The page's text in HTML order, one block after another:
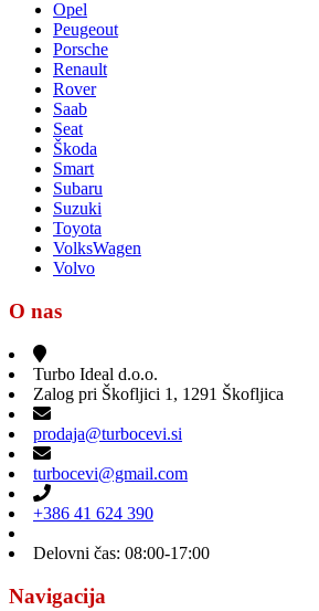
Opel
Peugeout
Porsche
Renault
Rover
Saab
Seat
Škoda
Smart
Subaru
Suzuki
Toyota
VolksWagen
Volvo
O nas
Turbo Ideal d.o.o.
Zalog pri Škofljici 1, 1291 Škofljica
prodaja@turbocevi.si
turbocevi@gmail.com
+386 41 624 390
Delovni čas: 08:00-17:00
Navigacija